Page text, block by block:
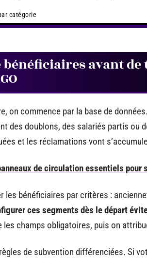
catégorie
bénéficiaires avant
on commence par la base de
des doublons, des salariés partis ou
et les réclamations vont
de circulation essentiels
les bénéficiaires par critères :
ces segments dès le départ
les champs obligatoires, puis on
de subvention différenciées. Si